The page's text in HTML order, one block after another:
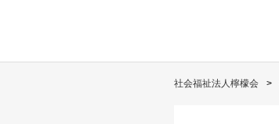
社会福祉法人檸檬会